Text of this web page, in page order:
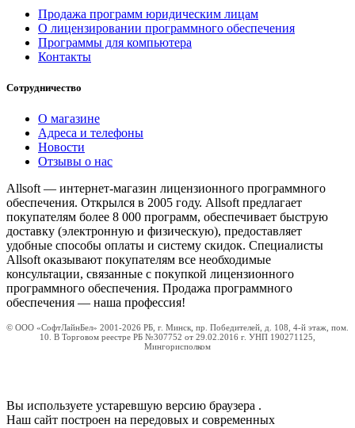
Продажа программ юридическим лицам
О лицензировании программного обеспечения
Программы для компьютера
Контакты
Сотрудничество
О магазине
Адреса и телефоны
Новости
Отзывы о нас
Allsoft — интернет-магазин лицензионного программного
обеспечения. Открылся в 2005 году. Allsoft предлагает
покупателям более 8 000 программ, обеспечивает быструю
доставку (электронную и физическую), предоставляет
удобные способы оплаты и систему скидок. Специалисты
Allsoft оказывают покупателям все необходимые
консультации, связанные с покупкой лицензионного
программного обеспечения. Продажа программного
обеспечения — наша профессия!
© ООО «СофтЛайнБел» 2001-2026 РБ, г. Минск, пр. Победителей, д. 108, 4-й этаж, пом.
10. В Торговом реестре РБ №307752 от 29.02.2016 г. УНП 190271125,
Мингорисполком
Вы используете устаревшую версию браузера .
Наш сайт построен на передовых и современных